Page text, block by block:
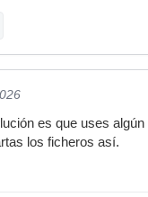
es que uses
los ficheros así.